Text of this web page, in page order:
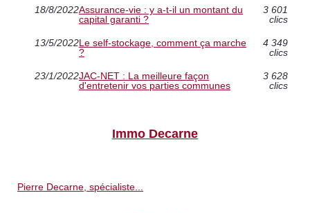
18/8/2022Assurance-vie : y a-t-il un montant du
capital garanti ?
3 601
clics
13/5/2022Le self-stockage, comment ça marche
?
4 349
clics
23/1/2022JAC-NET : La meilleure façon
d'entretenir vos parties communes
3 628
clics
Immo Decarne
Pierre Decarne, spécialiste...